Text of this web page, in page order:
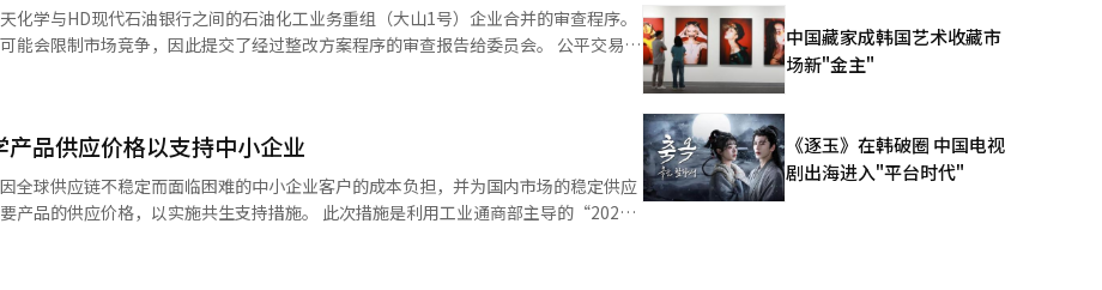
丙烯（PP）等基础材料业务进行物质分割。汉华解决方案和DL化学将各自持有的PE
实物出资，整合至余天NCC，成立新公司。 在未来三年的业务重组期间，
处乙烯生产设施，减少的生产能力为年产139万吨。同时，低附加值通用产品的生产
管道和基础设施建设及高附加值产品转型，将投入2532亿韩元。 政府也将联合
的支持计划。债券金融机构将支持4500亿韩元规模的新资金和协议债务的偿还宽限，
转型。贸易保险公社将扩大2000亿韩元规模的进口保险支持，最高可享受30%的进
移过程中，法人税和地方税的负担也将减
将延长，结转亏损的抵扣限额将提高，同时购置税和登记许可税将最高减免100%。
化学与HD现代石油银行之间的石油化工业务重组（大山1号）企业合并的审查程序。
限制市场竞争，因此提交了经过整改方案程序的审查报告给委员会。 公平交易委
学、乐天大山石化、HD现代石油银行及HD现代化学正在推进的此次企业合并，经过
股份。通过此举，双方将在大山石油化工园区内整合运营石脑油裂解装置（NCC）
）及乙烯-醋酸乙烯共聚物（EVA）市场上，可能会实质性限制竞争。由于企业合
变得容易，合并后的公司可能会单独提高价格。 因此，被审查方制定了恢复
并在此后收集专家意见，提交了修订方案。审查员对此进行了反映，提出了包含能够
品供应价格以支持中小企业
全球供应链不稳定而面临困难的中小企业客户的成本负担，并为国内市场的稳定供应
以实施共生支持措施。 此次措施是利用工业通商部主导的“2026
在缓解石油化学原料价格波动带来的负担，并使政府支持的效果能够扩展到整个行
中国藏家成韩国艺术收藏市
场新"金主"
《逐玉》在韩破圈 中国电视
剧出海进入"平台时代"